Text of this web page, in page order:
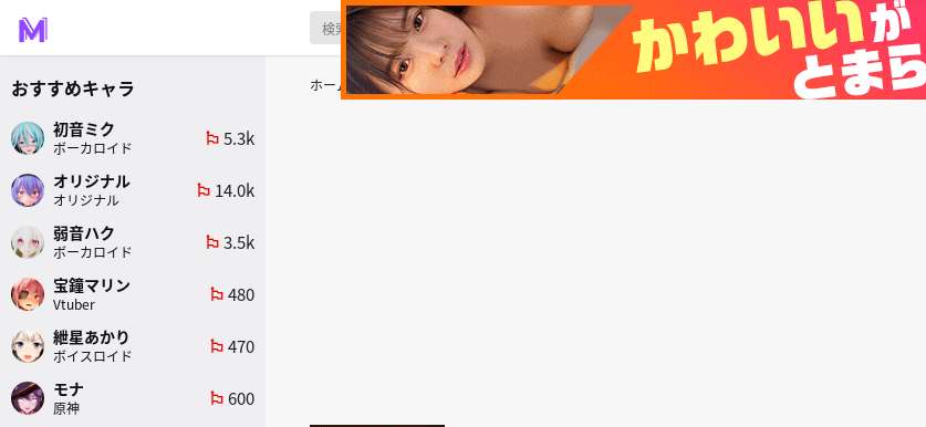
search キャラ
ホーム 原作 エヴァンゲリオン
おすすめキャラ
初音ミク
ボーカロイド
emoji_flags 5.3k
オリジナル
オリジナル
emoji_flags 14.0k
弱音ハク
ボーカロイド
emoji_flags 3.5k
宝鐘マリン
Vtuber
emoji_flags 480
紲星あかり
ボイスロイド
emoji_flags 470
モナ
原神
emoji_flags 600